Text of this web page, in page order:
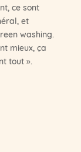
ce sont
et
washing.
mieux, ça
tout ».